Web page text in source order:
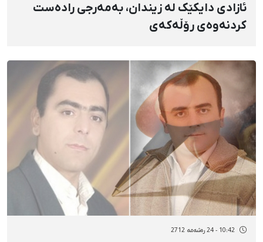
ئازادی دایکێک لە زیندان، بەمەرجی رادەست
کردنەوەی رۆڵەکەی
10:42 - 24 رەشەمه 2712